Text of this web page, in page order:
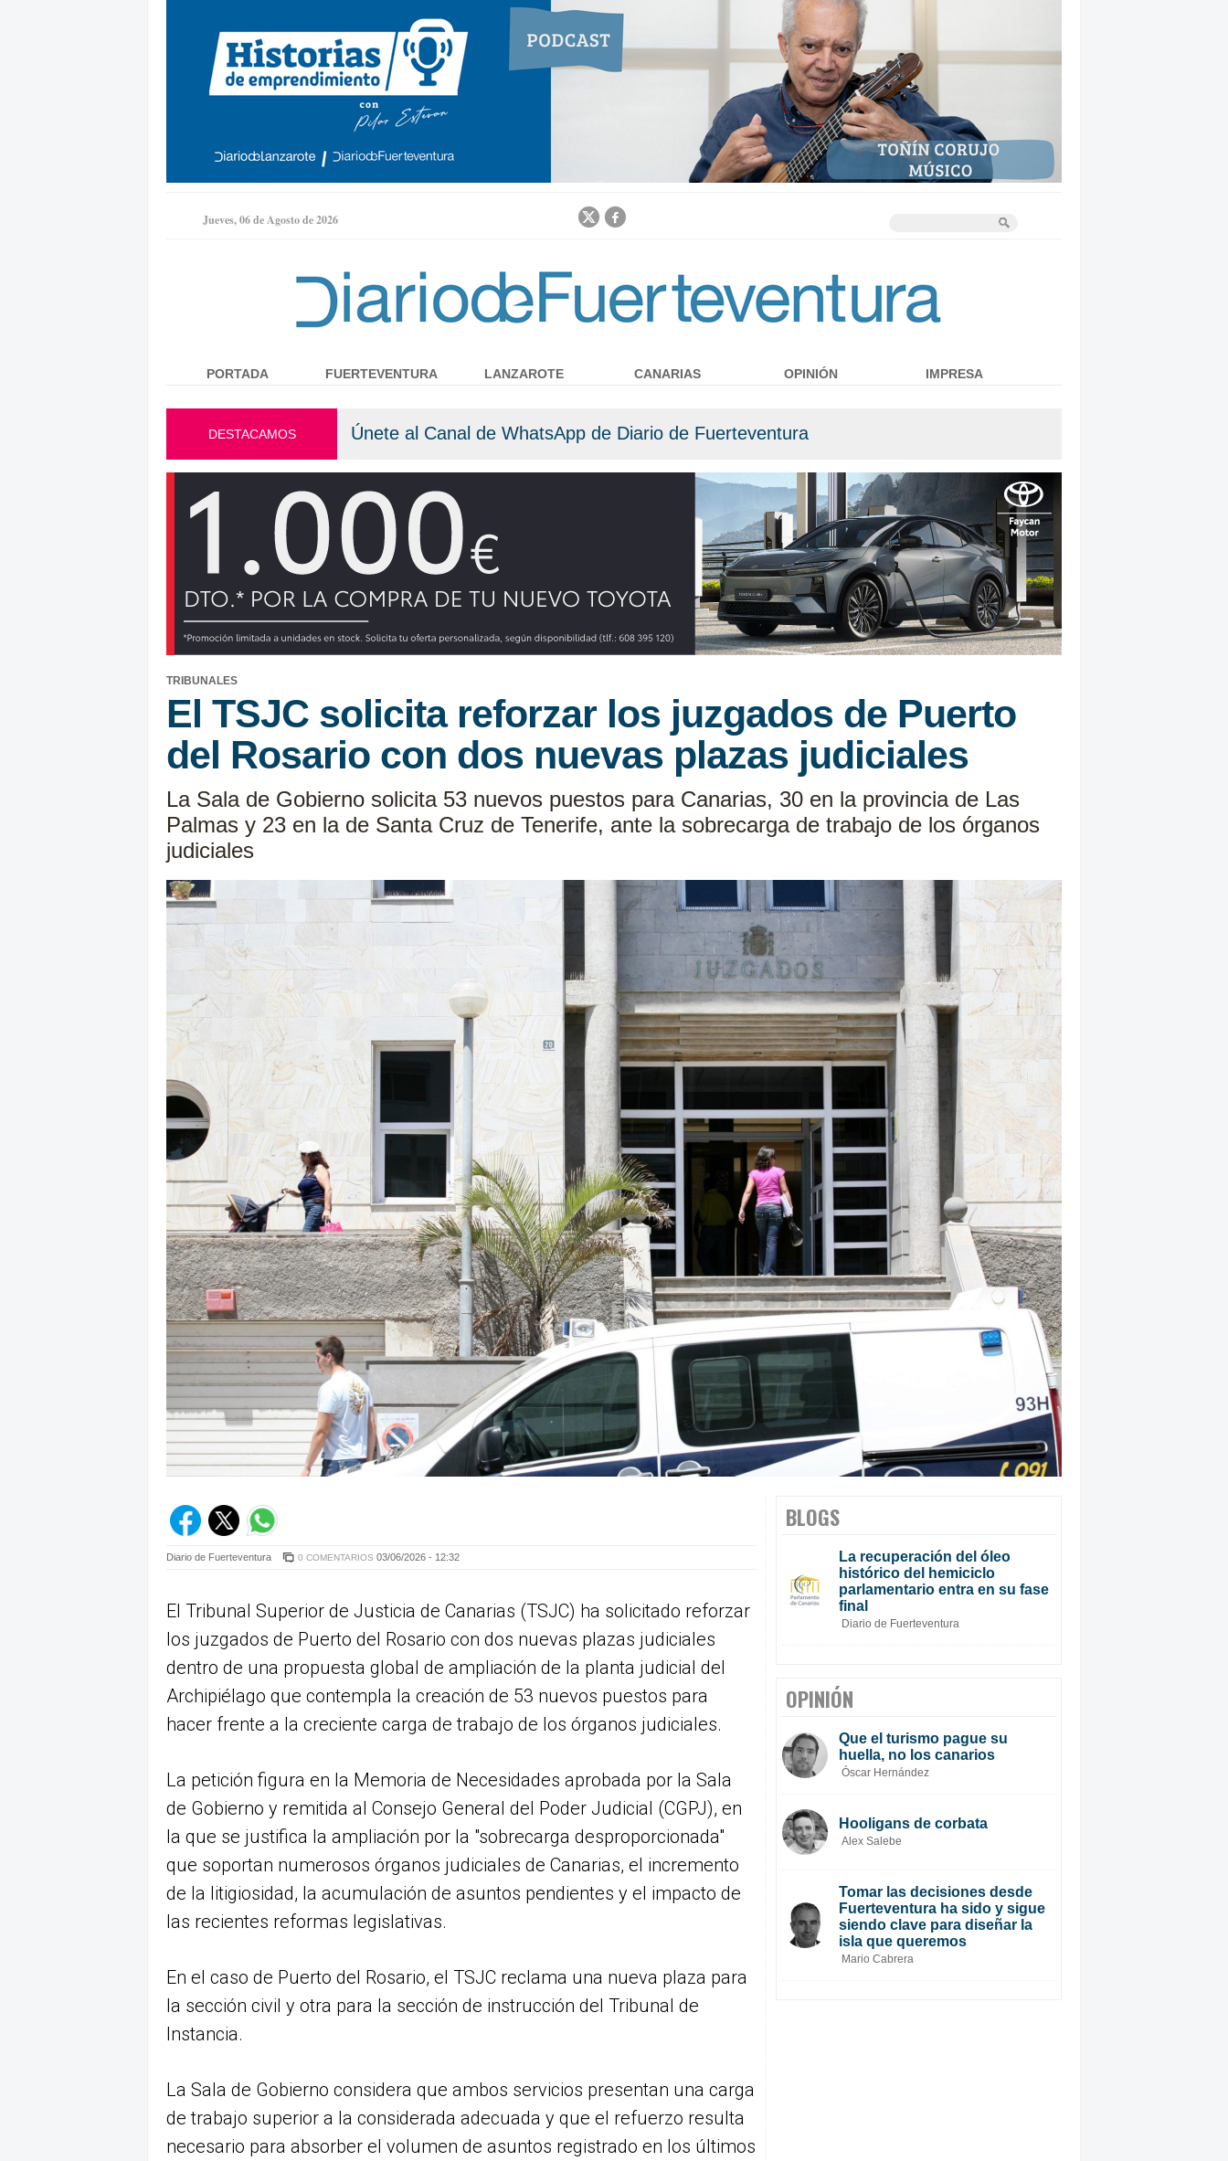
Jump to navigation
Jueves, 06 de Agosto de 2026
DESTACAMOS Únete al Canal de WhatsApp de Diario de Fuerteventura
TRIBUNALES
El TSJC solicita reforzar los juzgados de Puerto
del Rosario con dos nuevas plazas judiciales
La Sala de Gobierno solicita 53 nuevos puestos para Canarias, 30 en la provincia de Las
Palmas y 23 en la de Santa Cruz de Tenerife, ante la sobrecarga de trabajo de los órganos
judiciales
Diario de Fuerteventura 0 COMENTARIOS 03/06/2026 - 12:32
El Tribunal Superior de Justicia de Canarias (TSJC) ha solicitado reforzar
los juzgados de Puerto del Rosario con dos nuevas plazas judiciales
dentro de una propuesta global de ampliación de la planta judicial del
Archipiélago que contempla la creación de 53 nuevos puestos para
hacer frente a la creciente carga de trabajo de los órganos judiciales.
La petición figura en la Memoria de Necesidades aprobada por la Sala
de Gobierno y remitida al Consejo General del Poder Judicial (CGPJ), en
la que se justifica la ampliación por la "sobrecarga desproporcionada"
que soportan numerosos órganos judiciales de Canarias, el incremento
de la litigiosidad, la acumulación de asuntos pendientes y el impacto de
las recientes reformas legislativas.
En el caso de Puerto del Rosario, el TSJC reclama una nueva plaza para
la sección civil y otra para la sección de instrucción del Tribunal de
Instancia.
La Sala de Gobierno considera que ambos servicios presentan una carga
de trabajo superior a la considerada adecuada y que el refuerzo resulta
necesario para absorber el volumen de asuntos registrado en los últimos
PORTADA FUERTEVENTURA LANZAROTE CANARIAS OPINIÓN IMPRESA
BLOGS
La recuperación del óleo
histórico del hemiciclo
parlamentario entra en su fase
final
Diario de Fuerteventura
OPINIÓN
Que el turismo pague su
huella, no los canarios
Óscar Hernández
Hooligans de corbata
Alex Salebe
Tomar las decisiones desde
Fuerteventura ha sido y sigue
siendo clave para diseñar la
isla que queremos
Mario Cabrera